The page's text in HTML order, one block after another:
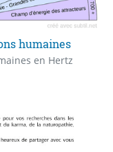
humaines
en Hertz